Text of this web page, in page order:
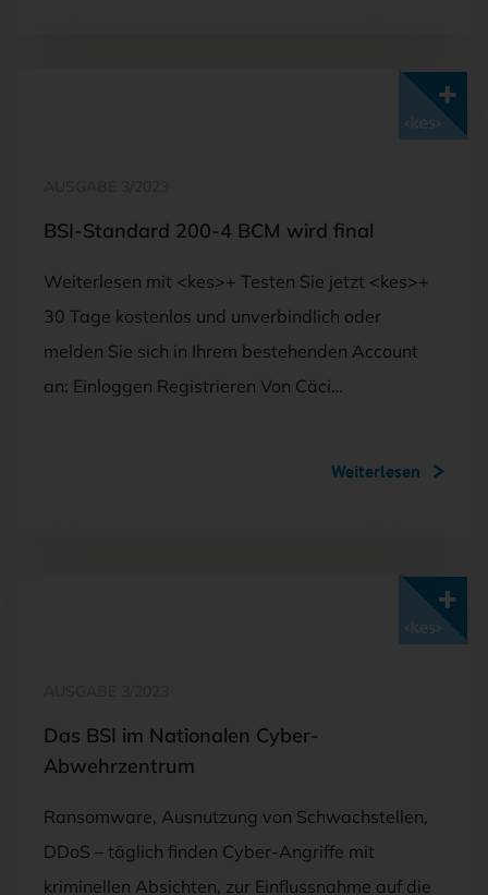
BSI-Standard 200-4 BCM wird final
Weiterlesen mit <kes>+ Testen Sie jetzt <kes>+
30 Tage kostenlos und unverbindlich oder
melden Sie sich in Ihrem bestehenden Account
an: Einloggen Registrieren Von Cäci…
Weiterlesen
Das BSI im Nationalen Cyber-
Abwehrzentrum
Ransomware, Ausnutzung von Schwachstellen,
DDoS – täglich finden Cyber-Angriffe mit
kriminellen Absichten, zur Einflussnahme auf die